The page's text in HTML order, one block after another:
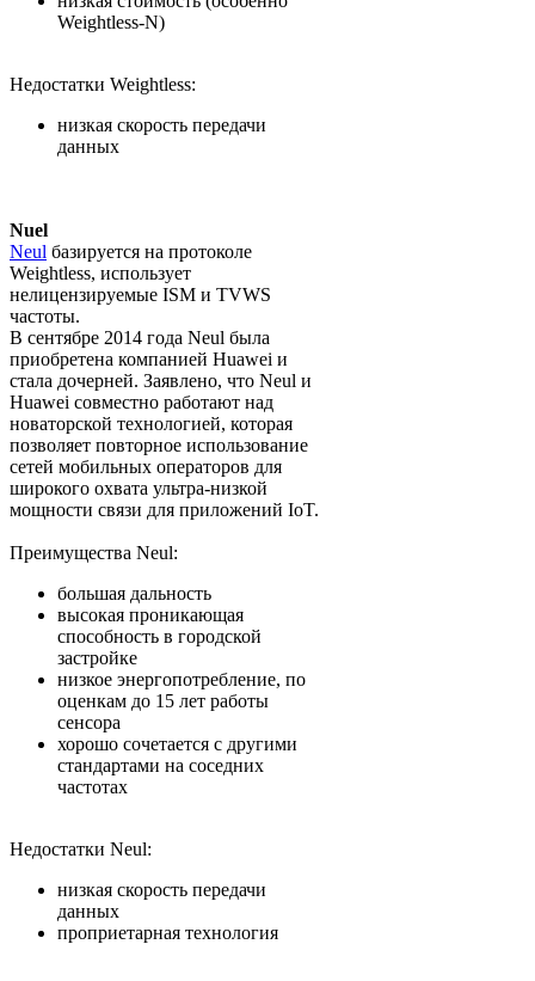
Weightless-N)
Недостатки Weightless:
низкая скорость передачи
данных
Nuel
Neul базируется на протоколе
Weightless, использует
нелицензируемые ISM и TVWS
частоты.
В сентябре 2014 года Neul была
приобретена компанией Huawei и
стала дочерней. Заявлено, что Neul и
Huawei совместно работают над
новаторской технологией, которая
позволяет повторное использование
сетей мобильных операторов для
широкого охвата ультра-низкой
мощности связи для приложений IoT.
Преимущества Neul:
большая дальность
высокая проникающая
способность в городской
застройке
низкое энергопотребление, по
оценкам до 15 лет работы
сенсора
хорошо сочетается с другими
стандартами на соседних
частотах
Недостатки Neul:
низкая скорость передачи
данных
проприетарная технология